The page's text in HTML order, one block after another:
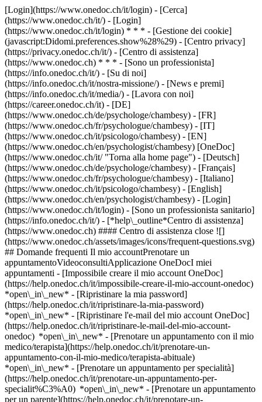
[Login](https://www.onedoc.ch/it/login) - [Cerca]
(https://www.onedoc.ch/it/) - [Login]
(https://www.onedoc.ch/it/login) * * * - [Gestione dei cookie]
(javascript:Didomi.preferences.show%28%29) - [Centro privacy]
(https://privacy.onedoc.ch/it/) - [Centro di assistenza]
(https://www.onedoc.ch) * * * - [Sono un professionista]
(https://info.onedoc.ch/it/) - [Su di noi]
(https://info.onedoc.ch/it/nostra-missione/) - [News e premi]
(https://info.onedoc.ch/it/media/) - [Lavora con noi]
(https://career.onedoc.ch/it) - [DE]
(https://www.onedoc.ch/de/psychologe/chambesy) - [FR]
(https://www.onedoc.ch/fr/psychologue/chambesy) - [IT]
(https://www.onedoc.ch/it/psicologo/chambesy) - [EN]
(https://www.onedoc.ch/en/psychologist/chambesy) [OneDoc]
(https://www.onedoc.ch/it/ "Torna alla home page") - [Deutsch]
(https://www.onedoc.ch/de/psychologe/chambesy) - [Français]
(https://www.onedoc.ch/fr/psychologue/chambesy) - [Italiano]
(https://www.onedoc.ch/it/psicologo/chambesy) - [English]
(https://www.onedoc.ch/en/psychologist/chambesy) - [Login]
(https://www.onedoc.ch/it/login) - [Sono un professionista sanitario]
(https://info.onedoc.ch/it/) - [*help\_outline*Centro di assistenza]
(https://www.onedoc.ch) #### Centro di assistenza close ![]
(https://www.onedoc.ch/assets/images/icons/frequent-questions.svg)
## Domande frequenti Il mio accountPrenotare un
appuntamentoVideoconsultiApplicazione OneDocI miei
appuntamenti - [Impossibile creare il mio account OneDoc]
(https://help.onedoc.ch/it/impossibile-creare-il-mio-account-onedoc)
*open\_in\_new* - [Ripristinare la mia password]
(https://help.onedoc.ch/it/ripristinare-la-mia-password)
*open\_in\_new* - [Ripristinare l'e-mail del mio account OneDoc]
(https://help.onedoc.ch/it/ripristinare-le-mail-del-mio-account-
onedoc) *open\_in\_new* - [Prenotare un appuntamento con il mio
medico/terapista](https://help.onedoc.ch/it/prenotare-un-
appuntamento-con-il-mio-medico/terapista-abituale)
*open\_in\_new* - [Prenotare un appuntamento per specialità]
(https://help.onedoc.ch/it/prenotare-un-appuntamento-per-
specialit%C3%A0) *open\_in\_new* - [Prenotare un appuntamento
per un parente](https://help.onedoc.ch/it/prenotare-un-